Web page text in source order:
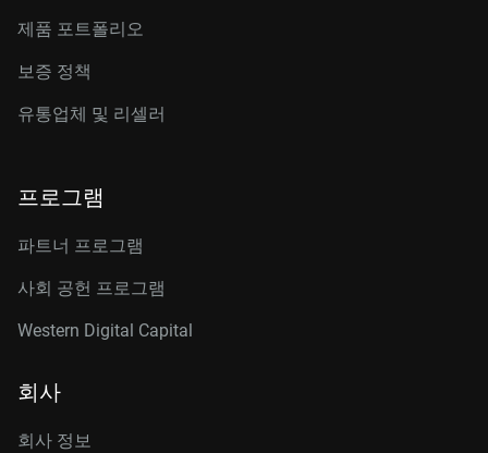
제품 포트폴리오
보증 정책
유통업체 및 리셀러
프로그램
파트너 프로그램
사회 공헌 프로그램
Western Digital Capital
회사
회사 정보